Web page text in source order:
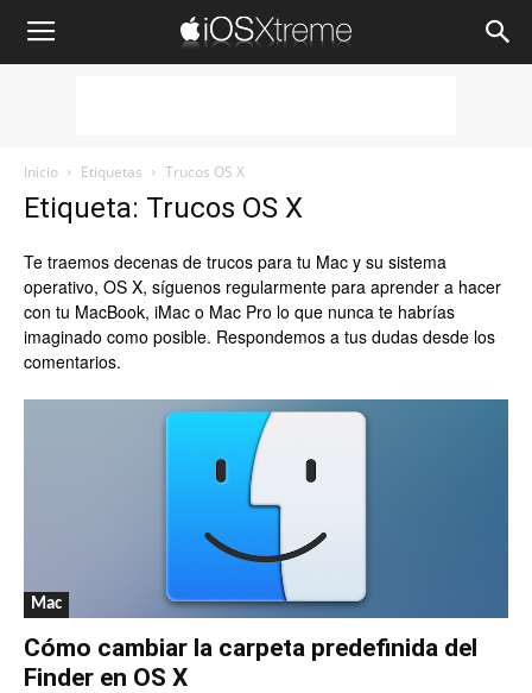
iOSXtreme
Inicio Etiquetas Trucos OS X
Etiqueta: Trucos OS X
Te traemos decenas de trucos para tu Mac y su sistema
operativo, OS X, síguenos regularmente para aprender a hacer
con tu MacBook, iMac o Mac Pro lo que nunca te habrías
imaginado como posible. Respondemos a tus dudas desde los
comentarios.
Mac
Cómo cambiar la carpeta predefinida del
Finder en OS X